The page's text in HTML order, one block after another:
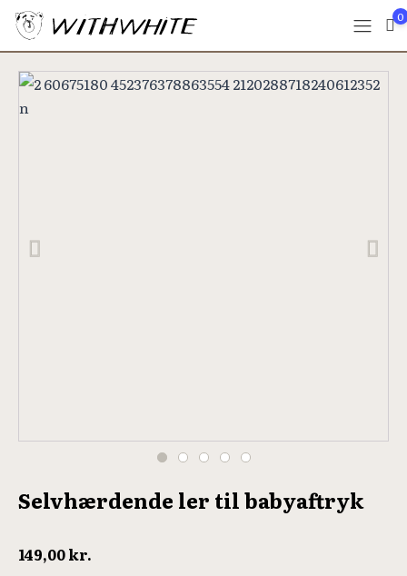
0
Selvhærdende ler til babyaftryk
149,00kr.